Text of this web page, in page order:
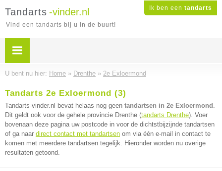
Ik ben een tandarts
Tandarts -vinder.nl
Vind een tandarts bij u in de buurt!
U bent nu hier: Home » Drenthe » 2e Exloermond
Tandarts 2e Exloermond (3)
Tandarts-vinder.nl bevat helaas nog geen tandartsen in 2e Exloermond .
Dit geldt ook voor de gehele provincie Drenthe (tandarts Drenthe). Voer
bovenaan deze pagina uw postcode in voor de dichtstbijzijnde tandartsen
of ga naar direct contact met tandartsen om via één e-mail in contact te
komen met meerdere tandartsen tegelijk. Hieronder worden nu overige
resultaten getoond.